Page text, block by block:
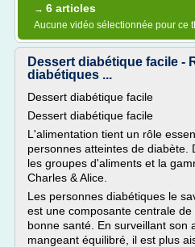
→ 6 articles
Aucune vidéo sélectionnée pour ce
Dessert diabétique facile -
diabétiques ...
Dessert diabétique facile
Dessert diabétique facile
L'alimentation tient un rôle
personnes atteintes de diabète.
les groupes d'aliments et la
Charles & Alice.
Les personnes diabétiques le
est une composante centrale
bonne santé. En surveillant son
mangeant équilibré, il est plus